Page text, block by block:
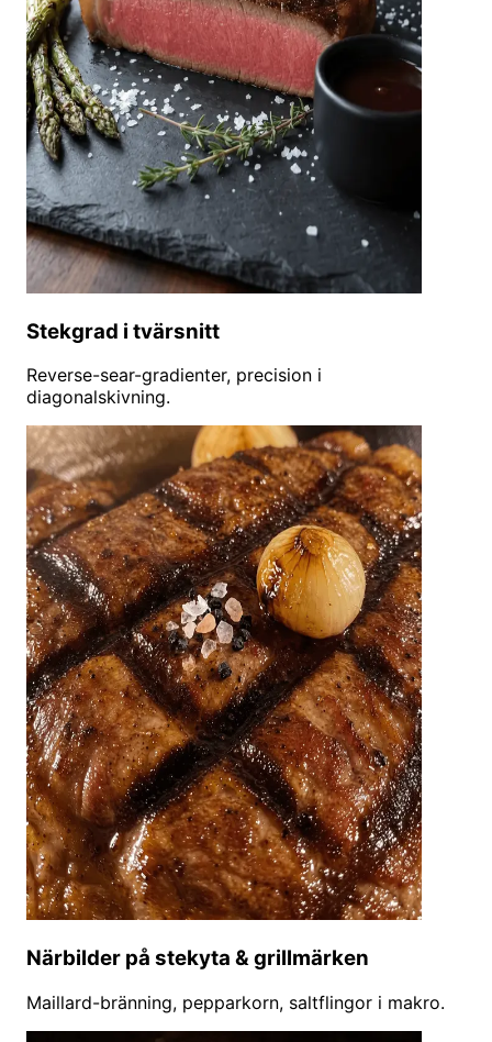
Stekgrad i tvärsnitt
Reverse-sear-gradienter, precision i
diagonalskivning.
Närbilder på stekyta & grillmärken
Maillard-bränning, pepparkorn, saltflingor i makro.